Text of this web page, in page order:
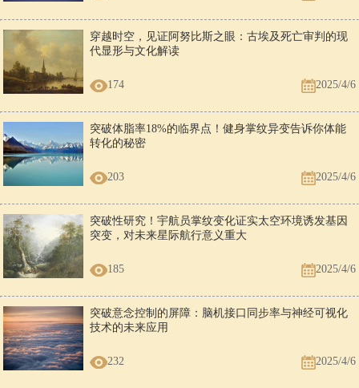
穿越时空，见证阿努比斯之眼：古埃及死亡审判的现
代显形与文化解读
174 2025/4/6
突破体脂率18%的临界点！健身掌纹异变告诉你体能
转化的秘密
203 2025/4/6
突破性研究！宇航员掌纹变化证实太空环境诱发基因
突变，对未来星际航行意义重大
185 2025/4/6
突破意念控制的屏障：脑机接口同步率与神经可视化
技术的未来应用
232 2025/4/6